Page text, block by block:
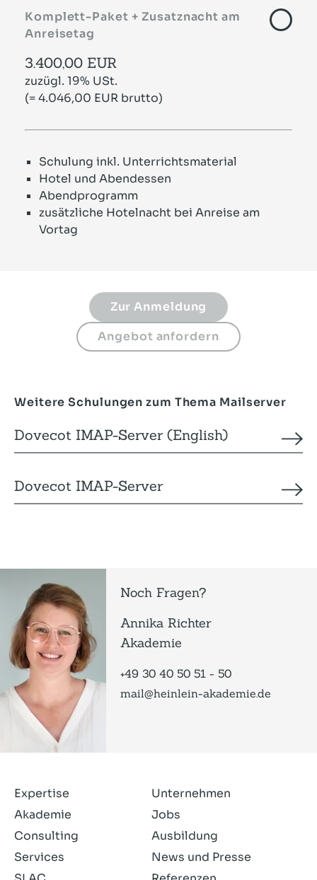
Komplett-Paket + Zusatznacht am
Anreisetag
3.400,00 EUR
zuzügl. 19% USt.
(= 4.046,00 EUR brutto)
Schulung inkl. Unterrichtsmaterial
Hotel und Abendessen
Abendprogramm
zusätzliche Hotelnacht bei Anreise am
Vortag
Weitere Schulungen zum Thema Mailserver
Dovecot IMAP-Server (English)
Dovecot IMAP-Server
Noch Fragen?
Annika Richter
Akademie
+49 30 40 50 51 - 50
mail@heinlein-akademie.de
Expertise
Akademie
Consulting
Services
Unternehmen
Jobs
Ausbildung
News und Presse